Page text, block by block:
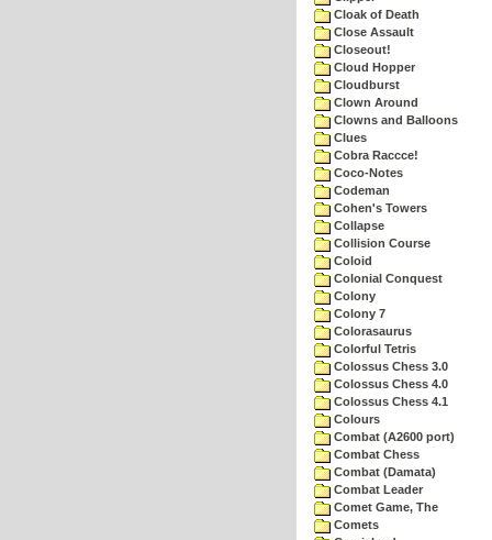
Cloak of Death
Close Assault
Closeout!
Cloud Hopper
Cloudburst
Clown Around
Clowns and Balloons
Clues
Cobra Raccce!
Coco-Notes
Codeman
Cohen's Towers
Collapse
Collision Course
Coloid
Colonial Conquest
Colony
Colony 7
Colorasaurus
Colorful Tetris
Colossus Chess 3.0
Colossus Chess 4.0
Colossus Chess 4.1
Colours
Combat (A2600 port)
Combat Chess
Combat (Damata)
Combat Leader
Comet Game, The
Comets